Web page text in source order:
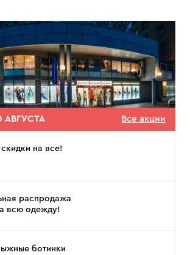
АВГУСТА Все акции
на все!
распродажа
всю одежду!
ботинки